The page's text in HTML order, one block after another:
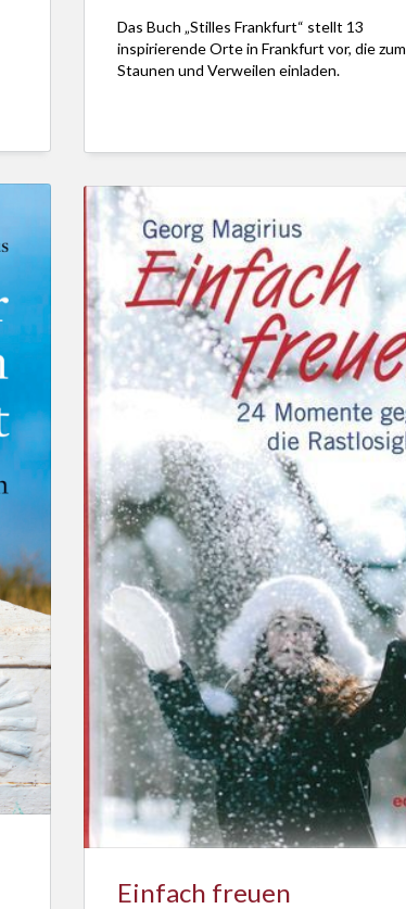
Das Buch „Stilles Frankfurt“ stellt 13
inspirierende Orte in Frankfurt vor, die zum
Staunen und Verweilen einladen.
Einfach freuen